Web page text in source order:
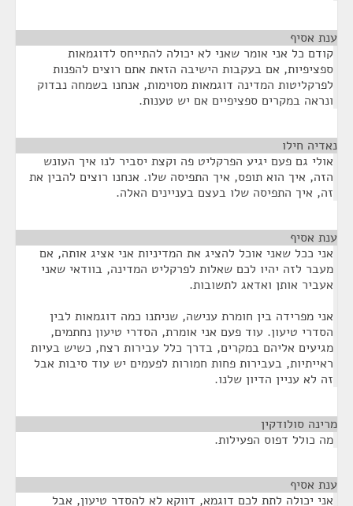
ענת אסיף
קודם כל אני אומר שאני לא יכולה להתייחס לדוגמאות
ספציפיות, אם בעקבות הישיבה הזאת אתם רוצים להפנות
לפרקליטות המדינה דוגמאות מסוימות, אנחנו בשמחה נבדוק
ונראה במקרים ספציפיים אם יש טענות.
נאדיה חילו
אולי גם פעם יגיע הפרקליט פה וקצת יסביר לנו איך העונש
הזה, איך הוא תופס, איך התפיסה שלו. אנחנו רוצים להבין את
זה, איך התפיסה שלו בעצם בעניינים האלה.
ענת אסיף
אני ככל שאני אוכל להציג את המדיניות אני אציג אותה, אם
מעבר לזה יהיו לכם שאלות לפרקליט המדינה, בוודאי שאני
אעביר אותן ואדאג לתשובות.
אני מפרידה בין חומרת ענישה, שניתנו כמה דוגמאות לבין
הסדרי טיעון. עוד פעם אני אומרת, הסדרי טיעון נחתמים,
מגיעים אליהם במקרים, בדרך כלל עבירות רצח, כשיש בעיות
ראייתיות, בעבירות פחות חמורות לפעמים יש עוד סיבות אבל
זה לא עניין הדיון שלנו.
מרינה סולודקין
מה כולל דפוס הפעילות.
ענת אסיף
אני יכולה לתת לכם דוגמא, דווקא לא להסדר טיעון, אבל